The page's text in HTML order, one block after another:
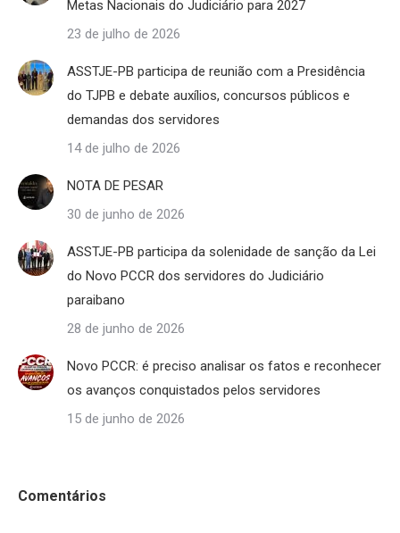
Metas Nacionais do Judiciário para 2027
23 de julho de 2026
ASSTJE-PB participa de reunião com a Presidência
do TJPB e debate auxílios, concursos públicos e
demandas dos servidores
14 de julho de 2026
NOTA DE PESAR
30 de junho de 2026
ASSTJE-PB participa da solenidade de sanção da Lei
do Novo PCCR dos servidores do Judiciário
paraibano
28 de junho de 2026
Novo PCCR: é preciso analisar os fatos e reconhecer
os avanços conquistados pelos servidores
15 de junho de 2026
Comentários